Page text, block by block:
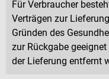
Für Verbraucher
Verträgen zur
Gründen des
zur Rückgabe
der Lieferung entfernt